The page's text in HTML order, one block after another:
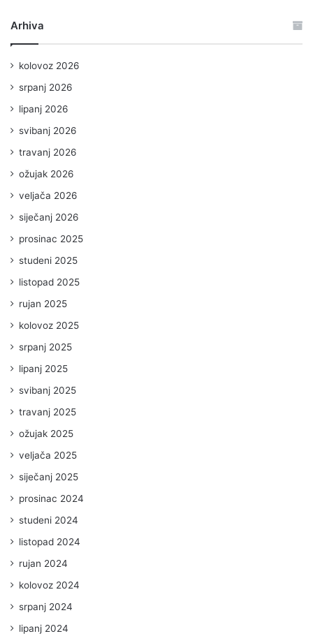
Arhiva
kolovoz 2026
srpanj 2026
lipanj 2026
svibanj 2026
travanj 2026
ožujak 2026
veljača 2026
siječanj 2026
prosinac 2025
studeni 2025
listopad 2025
rujan 2025
kolovoz 2025
srpanj 2025
lipanj 2025
svibanj 2025
travanj 2025
ožujak 2025
veljača 2025
siječanj 2025
prosinac 2024
studeni 2024
listopad 2024
rujan 2024
kolovoz 2024
srpanj 2024
lipanj 2024